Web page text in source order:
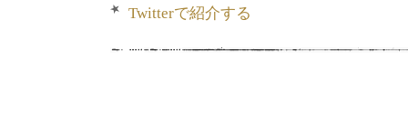
Twitterで紹介する